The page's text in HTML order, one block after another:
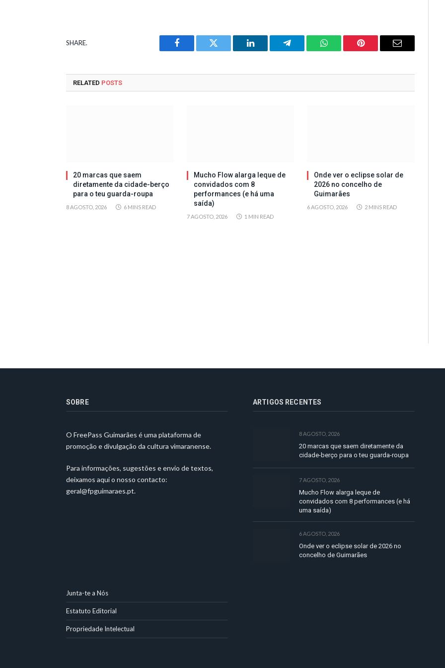
SHARE.
Facebook Twitter LinkedIn Telegram WhatsAppPinterest Email
RELATED POSTS
20 marcas que saem
diretamente da cidade-berço
para o teu guarda-roupa
8 AGOSTO, 2026 6 MINS READ
Mucho Flow alarga leque de
convidados com 8
performances (e há uma
saída)
7 AGOSTO, 2026 1 MIN READ
Onde ver o eclipse solar de
2026 no concelho de
Guimarães
6 AGOSTO, 2026 2 MINS READ
SOBRE
O FreePass Guimarães é uma plataforma de
promoção e divulgação da cultura vimaranense.
Para informações, sugestões e envio de textos,
deixamos aqui o nosso contacto:
geral@fpguimaraes.pt.
ARTIGOS RECENTES
8 AGOSTO, 2026
20 marcas que saem diretamente da
cidade-berço para o teu guarda-roupa
7 AGOSTO, 2026
Mucho Flow alarga leque de
convidados com 8 performances (e há
uma saída)
6 AGOSTO, 2026
Onde ver o eclipse solar de 2026 no
concelho de Guimarães
Junta-te a Nós
Estatuto Editorial
Propriedade Intelectual